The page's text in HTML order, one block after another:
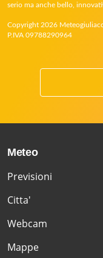
serio ma anche bello,
Copyright 2026
P.IVA 09788290964
Meteo
Previsioni
Citta'
Webcam
Mappe